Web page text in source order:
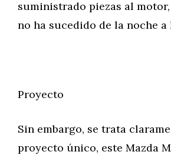
suministrado piezas al
no ha sucedido de la noche a
Proyecto
Sin embargo, se trata
proyecto único, este Mazda